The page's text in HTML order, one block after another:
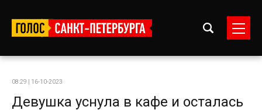
08:29 | 16-10-2023
Девушка уснула в кафе и осталась